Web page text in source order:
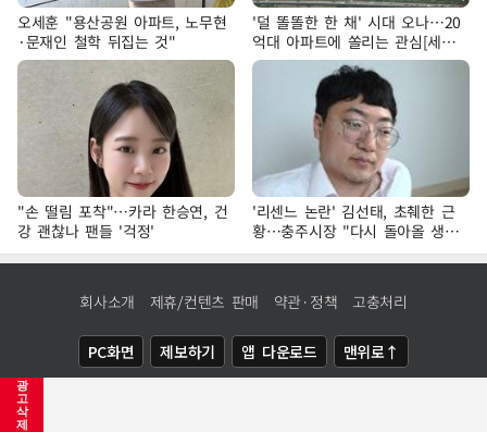
광
고
삭
제
오세훈 "용산공원 아파트, 노무현
·문재인 철학 뒤집는 것"
'덜 똘똘한 한 채' 시대 오나…20
억대 아파트에 쏠리는 관심[세제
개편, 그 이후②]
"손 떨림 포착"…카라 한승연, 건
강 괜찮나 팬들 '걱정'
'리센느 논란' 김선태, 초췌한 근
황…충주시장 "다시 돌아올 생
각?"
회사소개 제휴/컨텐츠 판매 약관·정책 고충처리
PC화면 제보하기 앱 다운로드 맨위로↑